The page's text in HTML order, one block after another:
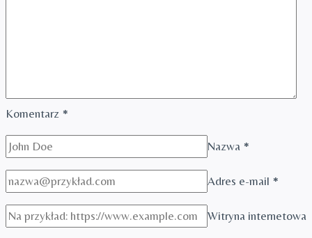
Komentarz *
Nazwa *
Adres e-mail *
Witryna internetowa